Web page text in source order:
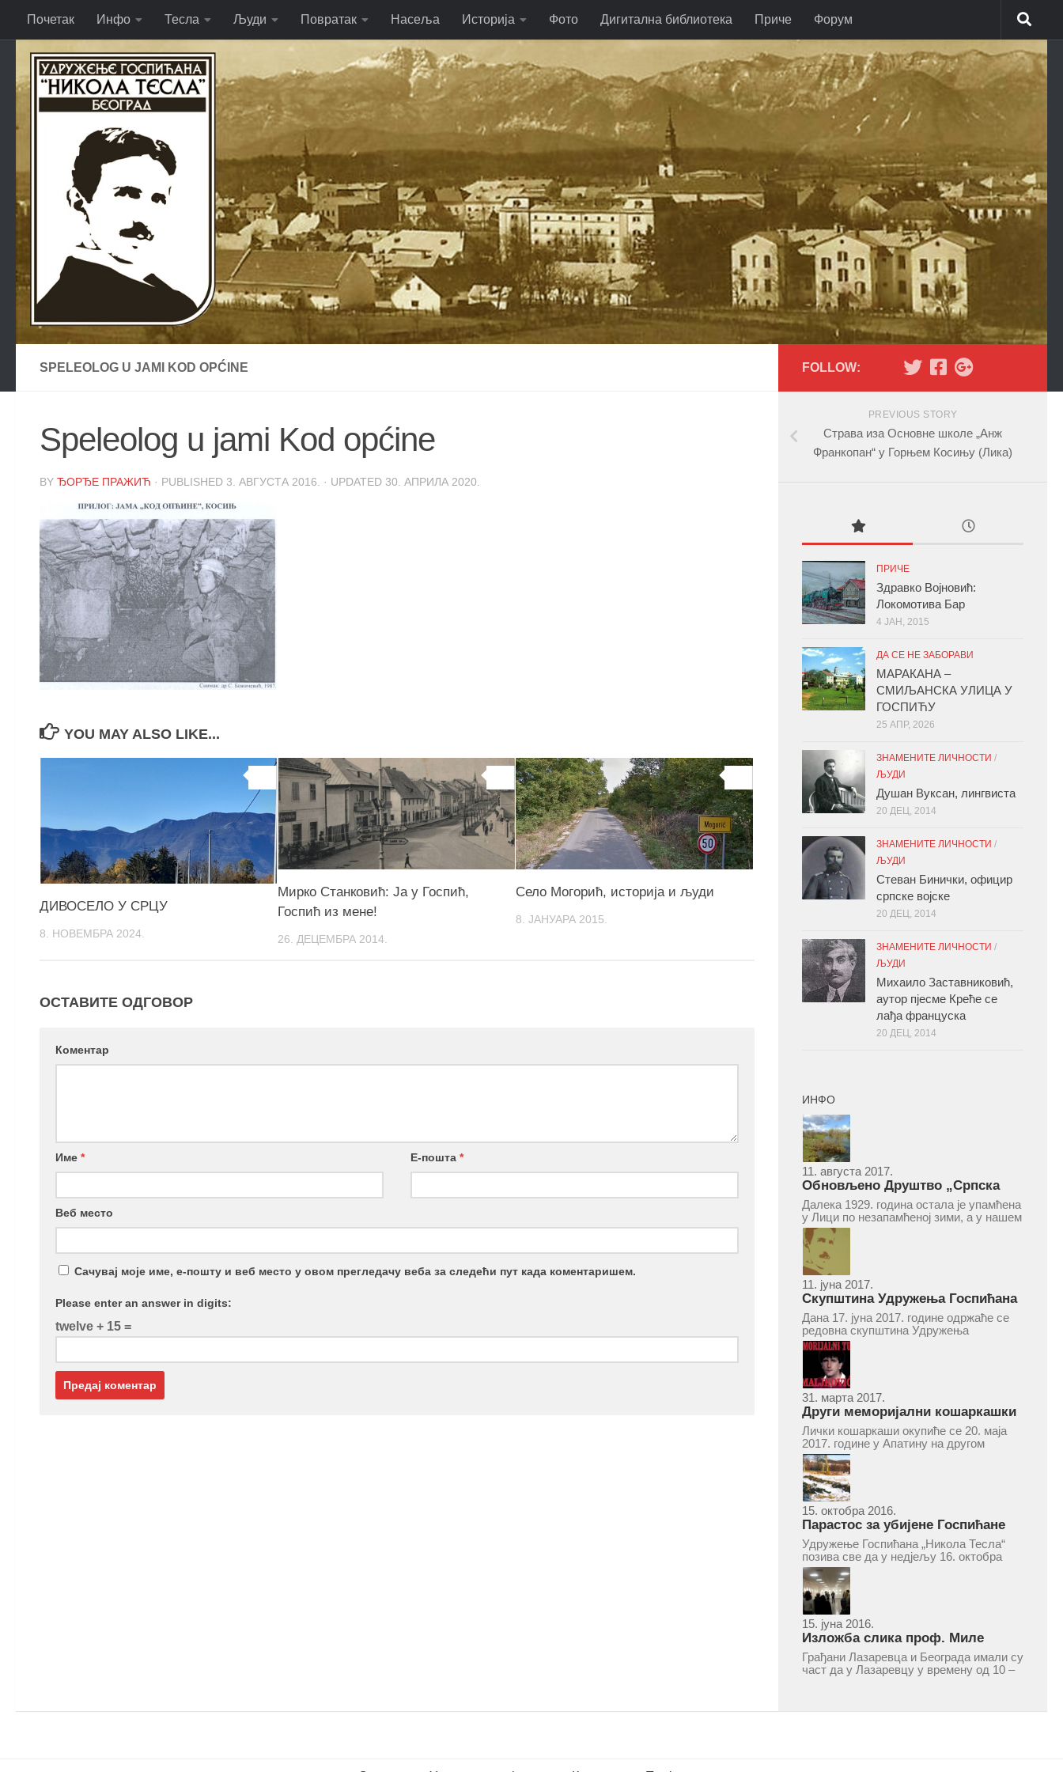
Skip to content
Почетак Инфо Тесла Људи Повратак Насеља Историја Фото Дигитална библиотека Приче Форум
SPELEOLOG U JAMI KOD OPĆINE
Speleolog u jami Kod općine
BY ЂОРЂЕ ПРАЖИЋ · PUBLISHED 3. АВГУСТА 2016. · UPDATED 30. АПРИЛА 2020.
YOU MAY ALSO LIKE...
ДИВОСЕЛО У СРЦУ
8. НОВЕМБРА 2024.
Мирко Станковић: Ја у Госпић,
Госпић из мене!
26. ДЕЦЕМБРА 2014.
Село Могорић, историја и људи
8. ЈАНУАРА 2015.
ОСТАВИТЕ ОДГОВОР
Коментар
Име * Е-пошта*
Веб место
Сачувај моје име, е-пошту и веб место у овом прегледачу веба за следећи пут када коментаришем.
Please enter an answer in digits:
twelve + 15 =
FOLLOW:
PREVIOUS STORY
Страва иза Основне школе „Анж
Франкопан“ у Горњем Косињу (Лика)
ПРИЧЕ
Здравко Војновић:
Локомотива Бар
4 ЈАН, 2015
ДА СЕ НЕ ЗАБОРАВИ
МАРАКАНА –
СМИЉАНСКА УЛИЦА У
ГОСПИЋУ
25 АПР, 2026
ЗНАМЕНИТЕ ЛИЧНОСТИ /
ЉУДИ
Душан Вуксан, лингвиста
20 ДЕЦ, 2014
ЗНАМЕНИТЕ ЛИЧНОСТИ /
ЉУДИ
Стеван Бинички, официр
српске војске
20 ДЕЦ, 2014
ЗНАМЕНИТЕ ЛИЧНОСТИ /
ЉУДИ
Михаило Заставниковић,
аутор пјесме Креће се
лађа француска
20 ДЕЦ, 2014
ИНФО
11. августа 2017.
Обновљено Друштво „Српска
народна читаоница и књижница“
у Врепцу
Далека 1929. година остала је упамћена
у Лици по незапамћеној зими, а у нашем
Врепцу и по оснивању Друштва „Српска
народна читаоница и књижница у
Врепцу“. Потакнути потребом за
културним и духовним уздизањем
група...
11. јуна 2017.
Скупштина Удружења Госпићана
„Никола Тесла“ у суботу 17. јуна
2017.
Дана 17. јуна 2017. године одржаће се
редовна скупштина Удружења
Госпићана „Никола Тесла“ Београд.
Скупштина ће се одржати у простору
ресторана „Тесла“, Савски трг бр. 9
Београд, у 11 часова. За Скупштину је
предложен...
31. марта 2017.
Други меморијални кошаркашки
турнир „Милан Маљковић
Маљак“ у Апатину 20. маја 2017.
Лички кошаркаши окупиће се 20. маја
2017. године у Апатину на другом
меморијалном кошаркашком турниру
„Милан Маљковић Маљак“. Као и
прошле године, учествоваће екипе
Госпића, Личког Осика, Плашког, као и
комбинована екипа кошаркаша из...
15. октобра 2016.
Парастос за убијене Госпићане
Удружење Госпићана „Никола Тесла“
позива све да у недјељу 16. октобра
2016, с почетком у 10.30 часова дођу
у цркву Светог оца Николаја у Борчи
(Улица Вука Караџића 1), гдје ће бити
служен парастос за...
15. јуна 2016.
Изложба слика проф. Миле
Рајшића у Лазаревцу
Грађани Лазаревца и Београда имали су
част да у Лазаревцу у времену од 10 –